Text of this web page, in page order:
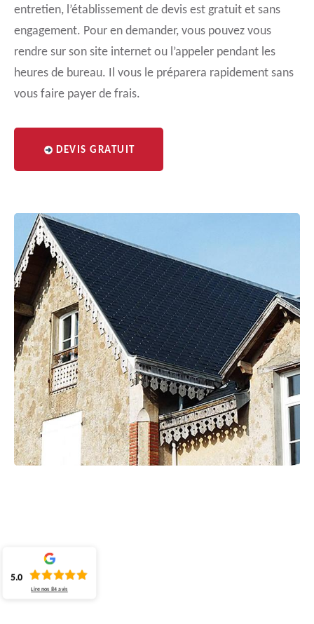
entretien, l’établissement de devis est gratuit et sans
engagement. Pour en demander, vous pouvez vous
rendre sur son site internet ou l’appeler pendant les
heures de bureau. Il vous le préparera rapidement sans
vous faire payer de frais.
DEVIS GRATUIT
5.0
Lire nos84 avis